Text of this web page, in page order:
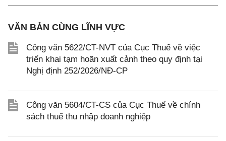
VĂN BẢN CÙNG LĨNH VỰC
Công văn 5622/CT-NVT của Cục Thuế về việc
triển khai tạm hoãn xuất cảnh theo quy định tại
Nghị định 252/2026/NĐ-CP
Công văn 5604/CT-CS của Cục Thuế về chính
sách thuế thu nhập doanh nghiệp